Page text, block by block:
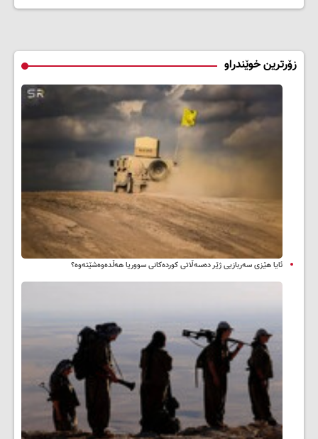
زۆرترین خوێندراو
ئایا هێزی سەربازیی ژێر دەسەڵاتی کوردەکانی سووریا هەڵدەوەشێتەوە؟